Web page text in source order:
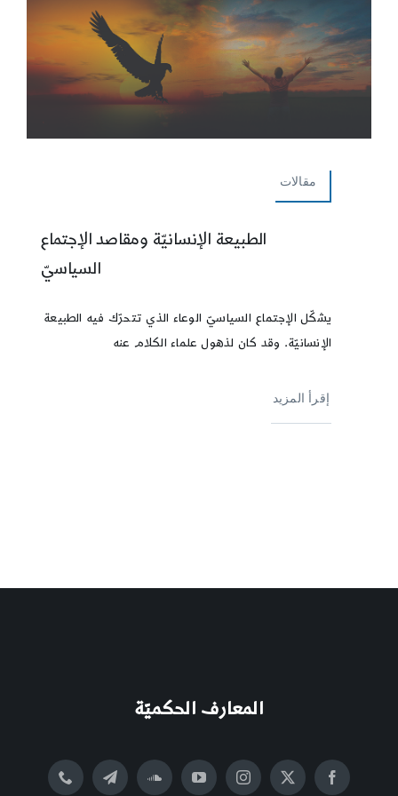
مقالات
الطبيعة الإنسانيّة ومقاصد الإجتماع
السياسيّ
يشكّل الإجتماع السياسيّ الوعاء الذي تتحرّك فيه الطبيعة
الإنسانيّة. وقد كان لذهول علماء الكلام عنه
إقرأ المزيد
المعارف الحكميّة